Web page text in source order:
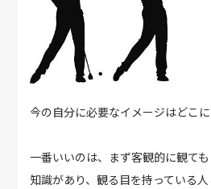
今の自分に必要なイメージはどこ
一番いいのは、まず客観的に観ても
知識があり、観る目を持っている人